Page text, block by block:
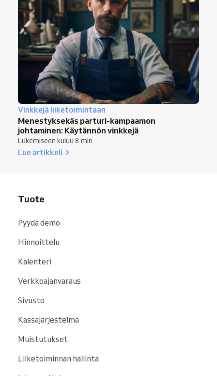
Vinkkejä liiketoimintaan
Menestyksekäs parturi-kampaamon
johtaminen: Käytännön vinkkejä
Lukemiseen kuluu 8 min
Lue artikkeli
Tuote
Pyydä demo
Hinnoittelu
Kalenteri
Verkkoajanvaraus
Sivusto
Kassajärjestelmä
Muistutukset
Liiketoiminnan hallinta